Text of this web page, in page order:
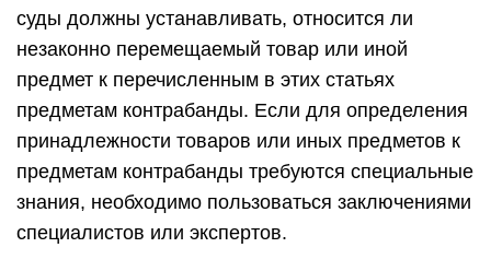
суды должны устанавливать, относится ли
незаконно перемещаемый товар или иной
предмет к перечисленным в этих статьях
предметам контрабанды. Если для определения
принадлежности товаров или иных предметов к
предметам контрабанды требуются специальные
знания, необходимо пользоваться заключениями
специалистов или экспертов.